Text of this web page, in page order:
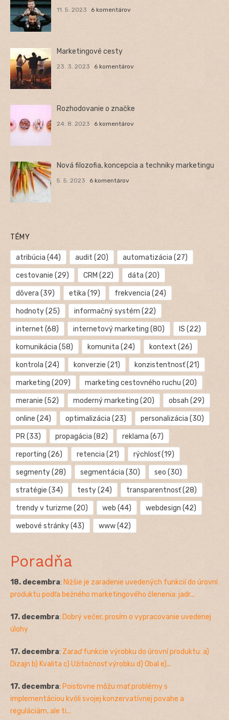
11. 5. 2023 6 komentárov
Marketingové cesty
23. 3. 2023 6 komentárov
Rozhodovanie o značke
24. 8. 2023 6 komentárov
Nová filozofia, koncepcia a techniky marketingu
5. 5. 2023 6 komentárov
TÉMY
atribúcia (44) audit (20) automatizácia (27)
cestovanie (29) CRM (22) dáta (20)
dôvera (39) etika (19) frekvencia (24)
hodnoty(25) informačný systém (22)
internet (68) internetový marketing (80) IS (22)
komunikácia (58) komunita (24) kontext (26)
kontrola (24) konverzie (21) konzistentnosť(21)
marketing (209) marketing cestovného ruchu (20)
meranie (52) moderný marketing (20) obsah (29)
online (24) optimalizácia (23) personalizácia (30)
PR(33) propagácia (82) reklama (67)
reporting (26) retencia (21) rýchlosť(19)
segmenty(28) segmentácia (30) seo (30)
stratégie (34) testy(24) transparentnosť(28)
trendy v turizme (20) web (44) webdesign (42)
webové stránky(43) www(42)
Poradňa
18. decembra: Nižšie je zaradenie uvedených funkcií do úrovní
produktu podľa bežného marketingového členenia: jadr...
17. decembra: Dobrý večer, prosím o vypracovanie uvedenej
úlohy
17. decembra: Zaraď funkcie výrobku do úrovní produktu: a)
Dizajn b) Kvalita c) Užitočnosť výrobku d) Obal e)...
17. decembra: Poisťovne môžu mať problémy s
implementáciou kvôli svojej konzervatívnej povahe a
reguláciám, ale ti...